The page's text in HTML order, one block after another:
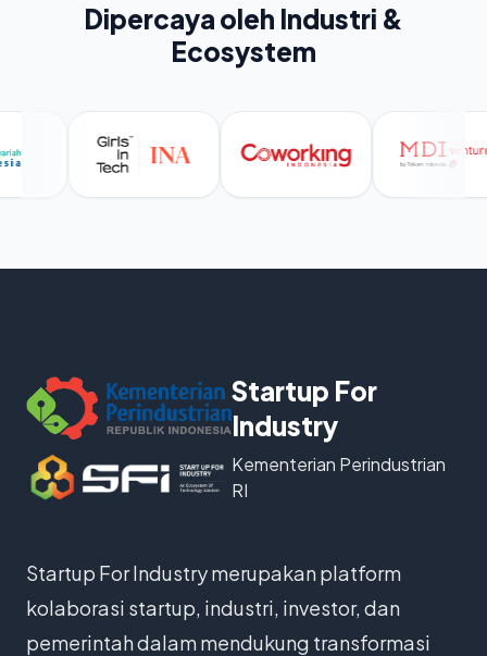
Dipercaya oleh Industri &
Ecosystem
Startup For
Industry
Kementerian Perindustrian
RI
Startup For Industry merupakan platform
kolaborasi startup, industri, investor, dan
pemerintah dalam mendukung transformasi